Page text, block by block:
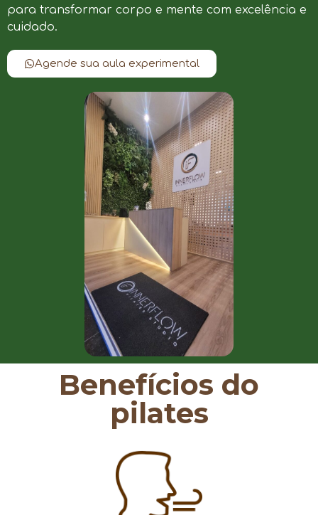
para transformar corpo e mente com excelência e
cuidado.
Agende sua aula experimental
Benefícios do
pilates